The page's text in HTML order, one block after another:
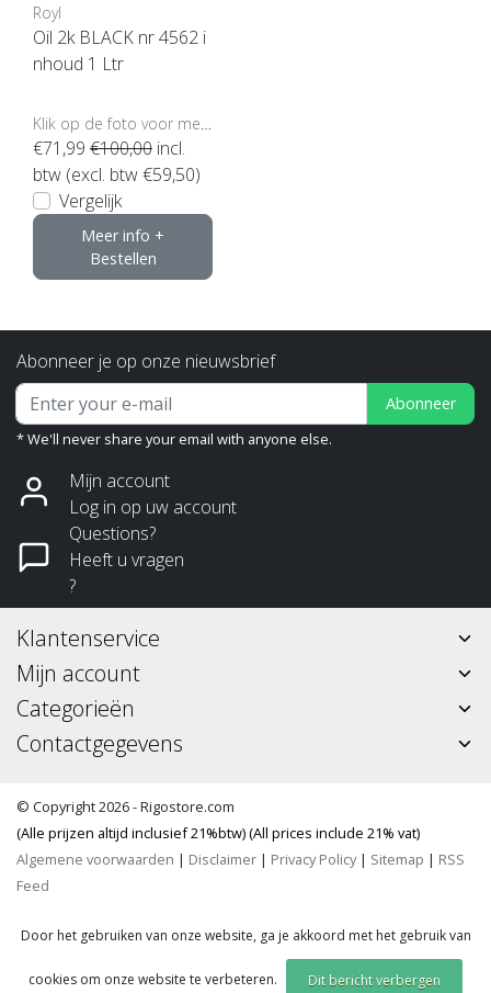
Royl
Oil 2k BLACK nr 4562 i
nhoud 1 Ltr
€71,99 €100,00 incl.
btw (excl. btw €59,50)
Vergelijk
Meer info +
Bestellen
Abonneer je op onze nieuwsbrief
Abonneer
* We'll never share your email with anyone else.
Mijn account
Log in op uw account
Questions?
Heeft u vragen
?
Klantenservice
Mijn account
Categorieën
Contactgegevens
© Copyright 2026 - Rigostore.com
(Alle prijzen altijd inclusief 21%btw) (All prices include 21% vat)
Algemene voorwaarden | Disclaimer | Privacy Policy| Sitemap | RSS
Feed
Door het gebruiken van onze website, ga je akkoord met het gebruik van
cookies om onze website te verbeteren. Dit bericht verbergen